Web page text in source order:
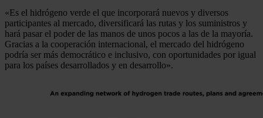
«Es el hidrógeno verde el que incorporará nuevos y diversos
participantes al mercado, diversificará las rutas y los suministros y
hará pasar el poder de las manos de unos pocos a las de la mayoría.
Gracias a la cooperación internacional, el mercado del hidrógeno
podría ser más democrático e inclusivo, con oportunidades por igual
para los países desarrollados y en desarrollo».